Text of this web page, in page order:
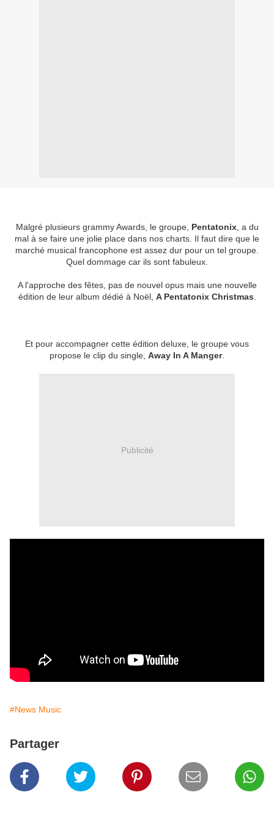
Malgré plusieurs grammy Awards, le groupe, Pentatonix, a du
mal à se faire une jolie place dans nos charts. Il faut dire que le
marché musical francophone est assez dur pour un tel groupe.
Quel dommage car ils sont fabuleux.
A l'approche des fêtes, pas de nouvel opus mais une nouvelle
édition de leur album dédié à Noël, A Pentatonix Christmas
Et pour accompagner cette édition deluxe, le groupe vous
propose le clip du single, Away In A Manger.
Publicité
#News Music
Partager